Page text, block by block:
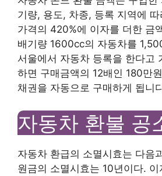
기량, 용도, 차종, 등록 지역에
가격의 420%에 이자를 더한 금
배기량 1600cc의 자동차를
서울에서 자동차 등록을 한다고
하면 구매금액의 12배인 180만
채권을 자동으로 구매하게 됩니
자동차 환불 공
자동차 환급의 소멸시효는 다음
원금의 소멸시효는 10년이다.